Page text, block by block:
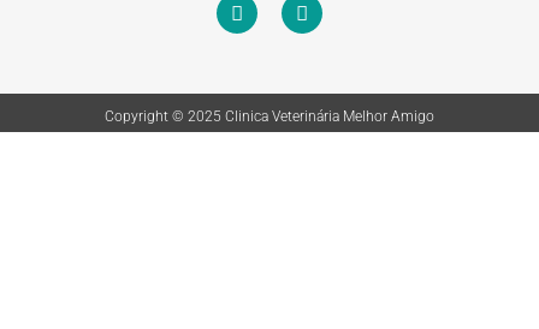
Copyright © 2025 Clinica Veterinária Melhor Amigo